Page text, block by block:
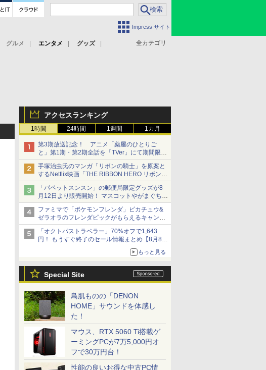
Impress サイト
全カテゴリ
グルメ エンタメ
グッズ
アクセスランキング
1時間 24時間 1週間 1カ月
第3期放送記念！ アニメ「薬屋のひとりご
と」第1期・第2期全話を「TVer」にて期間限定
で順次無料配信開始
手塚治虫氏のマンガ「リボンの騎士」を原案と
するNetflix映画「THE RIBBON HERO リボンヒ
ーロー」本日配信開始
「パペットスンスン」の郵便局限定グッズが8
月12日より販売開始！ マスコットやがまぐち、
レターセットなどが登場
ファミマで「ポケモンフレンダ」ピカチュウ&
ゼラオラのフレンダピックがもらえるキャンペ
ーン開催！
「オクトパストラベラー」70%オフで1,643
円！ もうすぐ終了のセール情報まとめ【8月8日
ニンテンドーeショップでは「大神 絶景版」が
もっと見る
Special Site
鳥肌ものの「DENON
HOME」サウンドを体感し
た！
マウス、RTX 5060 Ti搭載ゲ
ーミングPCが7万5,000円オ
フで30万円台！
性能の良いお得な中古PC情